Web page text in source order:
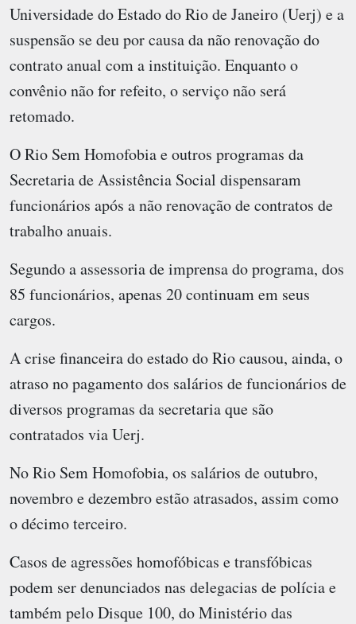
Universidade do Estado do Rio de Janeiro (Uerj) e a
suspensão se deu por causa da não renovação do
contrato anual com a instituição. Enquanto o
convênio não for refeito, o serviço não será
retomado.
O Rio Sem Homofobia e outros programas da
Secretaria de Assistência Social dispensaram
funcionários após a não renovação de contratos de
trabalho anuais.
Segundo a assessoria de imprensa do programa, dos
85 funcionários, apenas 20 continuam em seus
cargos.
A crise financeira do estado do Rio causou, ainda, o
atraso no pagamento dos salários de funcionários de
diversos programas da secretaria que são
contratados via Uerj.
No Rio Sem Homofobia, os salários de outubro,
novembro e dezembro estão atrasados, assim como
o décimo terceiro.
Casos de agressões homofóbicas e transfóbicas
podem ser denunciados nas delegacias de polícia e
também pelo Disque 100, do Ministério das